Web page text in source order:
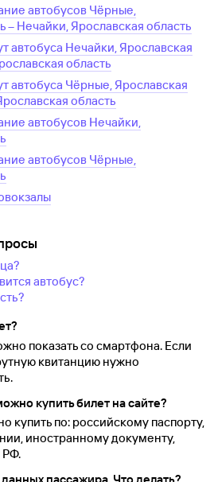
автобусов Чёрные,
– Нечайки, Ярославская область
автобуса Нечайки, Ярославская
область
автобуса Чёрные, Ярославская
область
автобусов Нечайки,
автобусов Чёрные,
автобус?
показать со смартфона. Если
квитанцию нужно
купить билет на сайте?
купить по: российскому паспорту,
иностранному документу,
РФ.